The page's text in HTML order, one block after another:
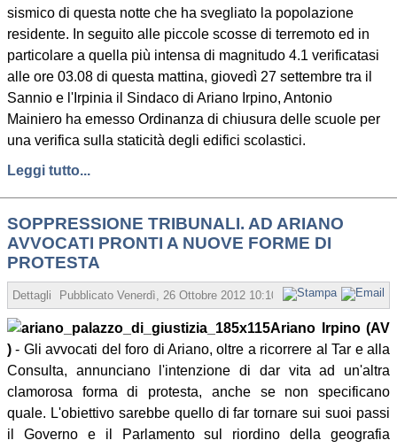
sismico di questa notte che ha svegliato la popolazione
residente. In seguito alle piccole scosse di terremoto ed in
particolare a quella più intensa di magnitudo 4.1 verificatasi
alle ore 03.08 di questa mattina, giovedì 27 settembre tra il
Sannio e l'Irpinia il Sindaco di Ariano Irpino, Antonio
Mainiero ha emesso Ordinanza di chiusura delle scuole per
una verifica sulla staticità degli edifici scolastici.
Leggi tutto...
SOPPRESSIONE TRIBUNALI. AD ARIANO
AVVOCATI PRONTI A NUOVE FORME DI
PROTESTA
Dettagli Pubblicato Venerdì, 26 Ottobre 2012 10:10 Scritto da Vincenzo
Ariano Irpino (AV
)- Gli avvocati del foro di Ariano, oltre a ricorrere al Tar e alla
Consulta, annunciano l'intenzione di dar vita ad un'altra
clamorosa forma di protesta, anche se non specificano
quale. L'obiettivo sarebbe quello di far tornare sui suoi passi
il Governo e il Parlamento sul riordino della geografia